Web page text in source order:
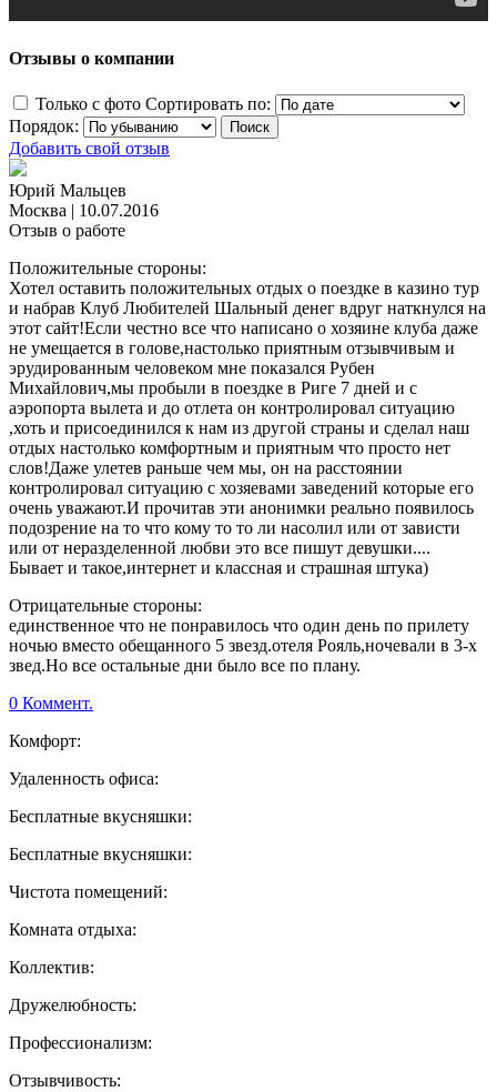
Отзывы о компании
Только с фото Сортировать по:
Порядок:
Добавить свой отзыв
Юрий Мальцев
Москва | 10.07.2016
Отзыв о работе
Положительные стороны:
Хотел оставить положительных отдых о поездке в казино тур
и набрав Клуб Любителей Шальный денег вдруг наткнулся на
этот сайт!Если честно все что написано о хозяине клуба даже
не умещается в голове,настолько приятным отзывчивым и
эрудированным человеком мне показался Рубен
Михайлович,мы пробыли в поездке в Риге 7 дней и с
аэропорта вылета и до отлета он контролировал ситуацию
,хоть и присоединился к нам из другой страны и сделал наш
отдых настолько комфортным и приятным что просто нет
слов!Даже улетев раньше чем мы, он на расстоянии
контролировал ситуацию с хозяевами заведений которые его
очень уважают.И прочитав эти анонимки реально появилось
подозрение на то что кому то то ли насолил или от зависти
или от неразделенной любви это все пишут девушки....
Бывает и такое,интернет и классная и страшная штука)
Отрицательные стороны:
единственное что не понравилось что один день по прилету
ночью вместо обещанного 5 звезд.отеля Рояль,ночевали в 3-х
звед.Но все остальные дни было все по плану.
0 Коммент.
Комфорт:
Удаленность офиса:
Бесплатные вкусняшки:
Бесплатные вкусняшки:
Чистота помещений:
Комната отдыха:
Коллектив:
Дружелюбность:
Профессионализм:
Отзывчивость: